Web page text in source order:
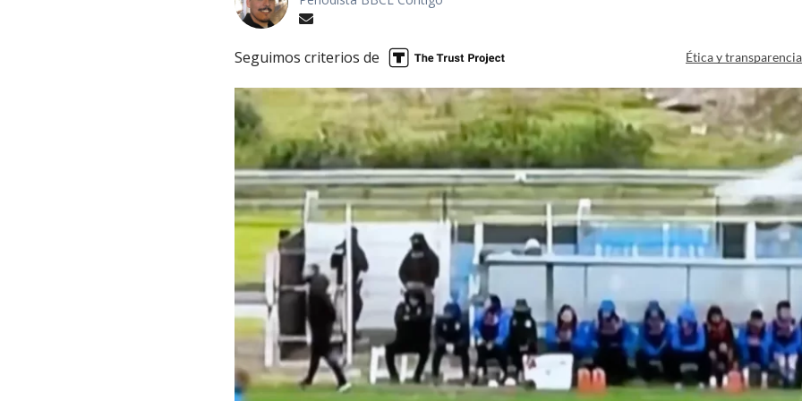
Seguimos criterios de Ética y